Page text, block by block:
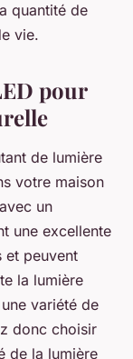
quantité de
vie.
pour
de lumière
votre maison
un
une excellente
et peuvent
la lumière
variété de
donc choisir
de la lumière